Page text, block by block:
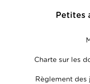
Petites
Charte sur les
Règlement des